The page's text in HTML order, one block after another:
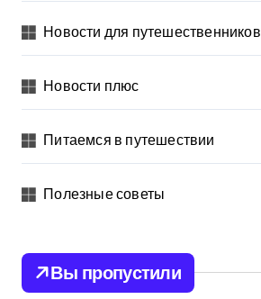
Новости для путешественников
Новости плюс
Питаемся в путешествии
Полезные советы
Вы пропустили